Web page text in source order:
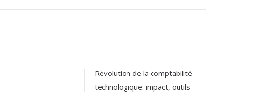
Révolution de la comptabilité
technologique: impact, outils